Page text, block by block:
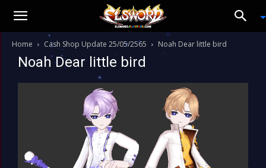
Home Cash Shop Update 25/05/2565 Noah Dear little bird
Noah Dear little bird